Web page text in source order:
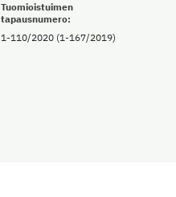
Tuomioistuimen
tapausnumero:
1-110/2020 (1-167/2019)